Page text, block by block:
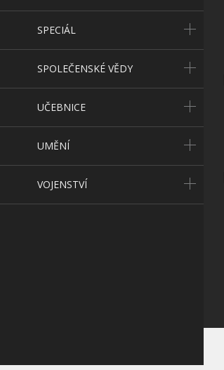
SPECIÁL
SPOLEČENSKÉ VĚDY
UČEBNICE
UMĚNÍ
VOJENSTVÍ